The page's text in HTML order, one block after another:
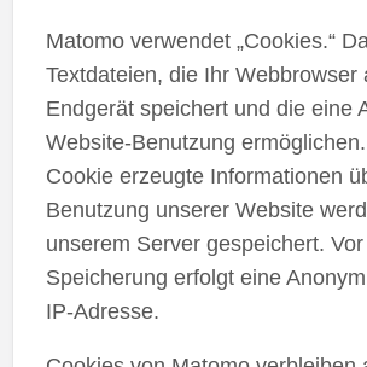
Matomo verwendet „Cookies.“
Textdateien, die Ihr Webbrowser
Endgerät speichert und die eine
Website-Benutzung
Cookie erzeugte Informationen
Benutzung unserer Website
unserem Server gespeichert.
Speicherung erfolgt eine
IP-Adresse.